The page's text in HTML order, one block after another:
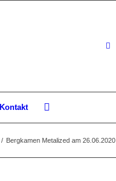
Kontakt
/ Bergkamen Metalized am 26.06.2020